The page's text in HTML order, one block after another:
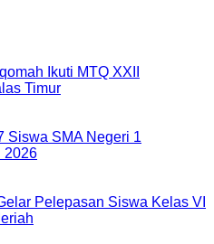
Ikuti MTQ XXII
Timur
Siswa SMA Negeri 1
2026
Pelepasan Siswa Kelas VI